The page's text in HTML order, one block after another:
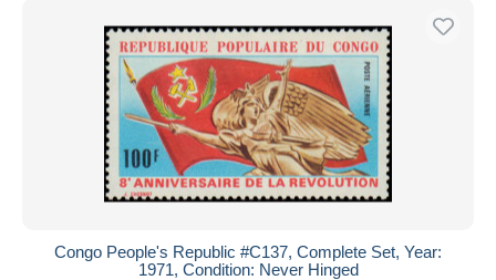
Congo People's Republic #C137, Complete Set, Year:
1971, Condition: Never Hinged